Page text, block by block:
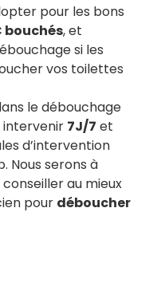
pour les bons
bouchés, et
si les
vos toilettes
le débouchage
intervenir 7J/7 et
d’intervention
Nous serons à
au mieux
pour déboucher